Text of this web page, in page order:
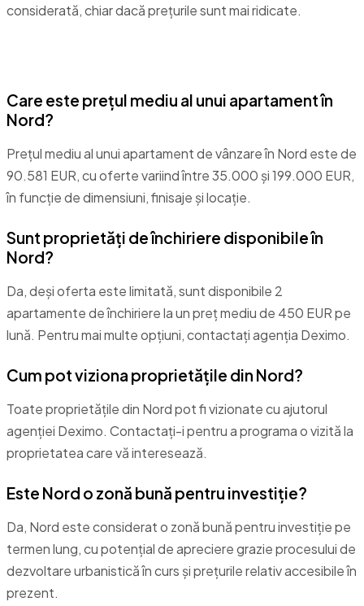
considerată, chiar dacă prețurile sunt mai ridicate.
Care este prețul mediu al unui apartament în
Nord?
Prețul mediu al unui apartament de vânzare în Nord este de
90.581 EUR, cu oferte variind între 35.000 și 199.000 EUR,
în funcție de dimensiuni, finisaje și locație.
Sunt proprietăți de închiriere disponibile în
Nord?
Da, deși oferta este limitată, sunt disponibile 2
apartamente de închiriere la un preț mediu de 450 EUR pe
lună. Pentru mai multe opțiuni, contactați agenția Deximo.
Cum pot viziona proprietățile din Nord?
Toate proprietățile din Nord pot fi vizionate cu ajutorul
agenției Deximo. Contactați-i pentru a programa o vizită la
proprietatea care vă interesează.
Este Nord o zonă bună pentru investiție?
Da, Nord este considerat o zonă bună pentru investiție pe
termen lung, cu potențial de apreciere grazie procesului de
dezvoltare urbanistică în curs și prețurile relativ accesibile în
prezent.